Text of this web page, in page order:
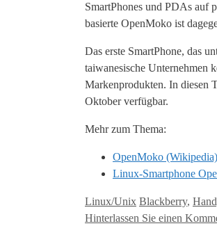
SmartPhones und PDAs auf
basierte OpenMoko ist
Das erste SmartPhone, das
taiwanesische Unternehmen
Markenprodukten. In diesen
Oktober verfügbar.
Mehr zum Thema:
OpenMoko (Wikipedia)
Linux-Smartphone
Kategorien
Linux/Unix Tags
Blackberry,
Hinterlassen Sie einen